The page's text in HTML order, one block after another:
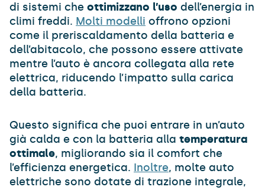
di sistemi che ottimizzano l’uso dell’energia in
climi freddi. Molti modelli offrono opzioni
come il preriscaldamento della batteria e
dell’abitacolo, che possono essere attivate
mentre l’auto è ancora collegata alla rete
elettrica, riducendo l’impatto sulla carica
della batteria.
Questo significa che puoi entrare in un’auto
già calda e con la batteria alla temperatura
ottimale, migliorando sia il comfort che
l’efficienza energetica. Inoltre, molte auto
elettriche sono dotate di trazione integrale,